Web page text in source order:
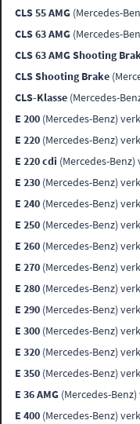
CLS 55 AMG (Mercedes-
CLS 63 AMG (Mercedes-
CLS 63 AMG Shooting
CLS Shooting Brake
CLS-Klasse (Mercedes-
E 200 (Mercedes-Benz)
E 220 (Mercedes-Benz)
E 220 cdi (Mercedes-
E 230 (Mercedes-Benz)
E 240 (Mercedes-Benz)
E 250 (Mercedes-Benz)
E 260 (Mercedes-Benz)
E 270 (Mercedes-Benz)
E 280 (Mercedes-Benz)
E 290 (Mercedes-Benz)
E 300 (Mercedes-Benz)
E 320 (Mercedes-Benz)
E 350 (Mercedes-Benz)
E 36 AMG (Mercedes-
E 400 (Mercedes-Benz)